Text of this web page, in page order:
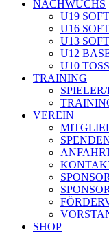
NACHWUCHS
U19
U16
U13
U12
U10
TRAINING
VEREIN
SHOP